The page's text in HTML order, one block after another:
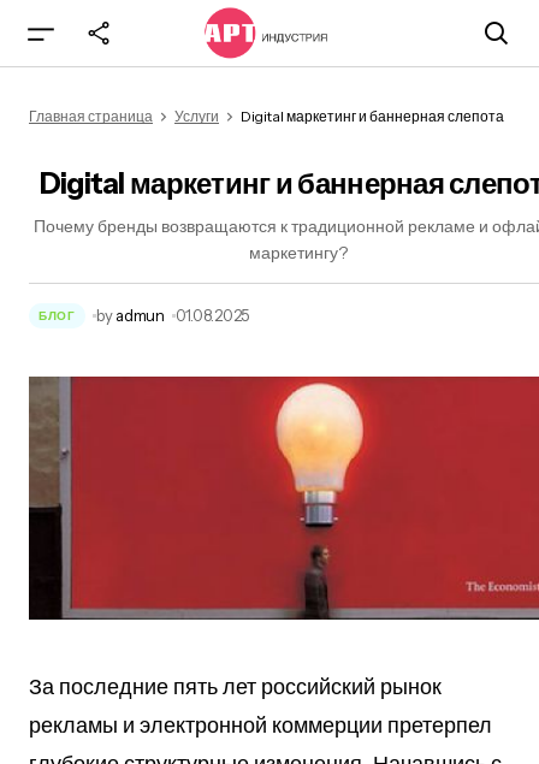
Главная страница Услуги Digital маркетинг и баннерная слепота
Digital маркетинг и баннерная
Почему бренды возвращаются к традиционной рекламе и
маркетингу?
БЛОГ by admun 01.08.2025
За последние пять лет российский рынок
рекламы и электронной коммерции претерпел